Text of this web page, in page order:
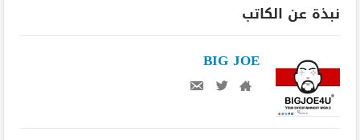
نبذة عن الكاتب
BIG JOE